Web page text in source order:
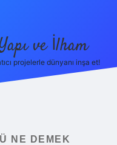
ve İlham
projelerle dünyanı inşa et!
NE DEMEK